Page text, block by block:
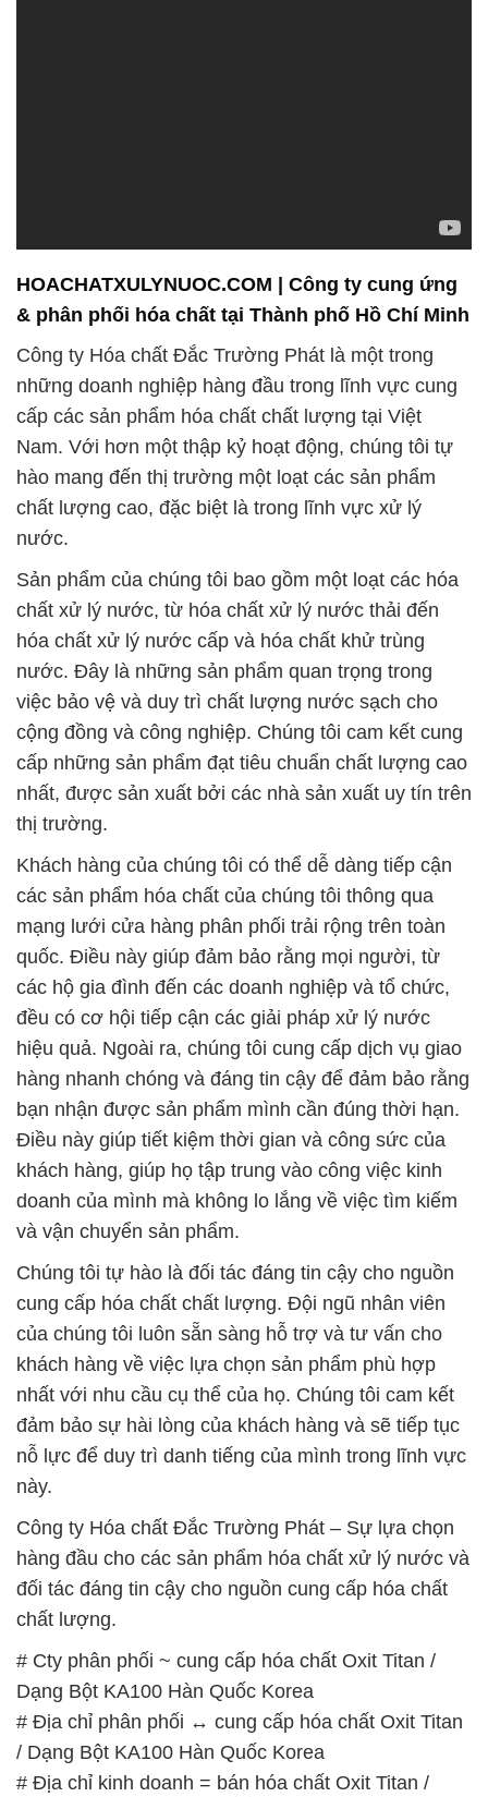
HOACHATXULYNUOC.COM | Công ty cung ứng
& phân phối hóa chất tại Thành phố Hồ Chí Minh
Công ty Hóa chất Đắc Trường Phát là một trong
những doanh nghiệp hàng đầu trong lĩnh vực cung
cấp các sản phẩm hóa chất chất lượng tại Việt
Nam. Với hơn một thập kỷ hoạt động, chúng tôi tự
hào mang đến thị trường một loạt các sản phẩm
chất lượng cao, đặc biệt là trong lĩnh vực xử lý
nước.
Sản phẩm của chúng tôi bao gồm một loạt các hóa
chất xử lý nước, từ hóa chất xử lý nước thải đến
hóa chất xử lý nước cấp và hóa chất khử trùng
nước. Đây là những sản phẩm quan trọng trong
việc bảo vệ và duy trì chất lượng nước sạch cho
cộng đồng và công nghiệp. Chúng tôi cam kết cung
cấp những sản phẩm đạt tiêu chuẩn chất lượng cao
nhất, được sản xuất bởi các nhà sản xuất uy tín trên
thị trường.
Khách hàng của chúng tôi có thể dễ dàng tiếp cận
các sản phẩm hóa chất của chúng tôi thông qua
mạng lưới cửa hàng phân phối trải rộng trên toàn
quốc. Điều này giúp đảm bảo rằng mọi người, từ
các hộ gia đình đến các doanh nghiệp và tổ chức,
đều có cơ hội tiếp cận các giải pháp xử lý nước
hiệu quả. Ngoài ra, chúng tôi cung cấp dịch vụ giao
hàng nhanh chóng và đáng tin cậy để đảm bảo rằng
bạn nhận được sản phẩm mình cần đúng thời hạn.
Điều này giúp tiết kiệm thời gian và công sức của
khách hàng, giúp họ tập trung vào công việc kinh
doanh của mình mà không lo lắng về việc tìm kiếm
và vận chuyển sản phẩm.
Chúng tôi tự hào là đối tác đáng tin cậy cho nguồn
cung cấp hóa chất chất lượng. Đội ngũ nhân viên
của chúng tôi luôn sẵn sàng hỗ trợ và tư vấn cho
khách hàng về việc lựa chọn sản phẩm phù hợp
nhất với nhu cầu cụ thể của họ. Chúng tôi cam kết
đảm bảo sự hài lòng của khách hàng và sẽ tiếp tục
nỗ lực để duy trì danh tiếng của mình trong lĩnh vực
này.
Công ty Hóa chất Đắc Trường Phát – Sự lựa chọn
hàng đầu cho các sản phẩm hóa chất xử lý nước và
đối tác đáng tin cậy cho nguồn cung cấp hóa chất
chất lượng.
# Cty phân phối ~ cung cấp hóa chất Oxit Titan /
Dạng Bột KA100 Hàn Quốc Korea
# Địa chỉ phân phối ↔ cung cấp hóa chất Oxit Titan
/ Dạng Bột KA100 Hàn Quốc Korea
# Địa chỉ kinh doanh = bán hóa chất Oxit Titan /